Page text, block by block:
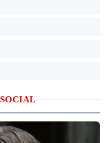
SOCIAL